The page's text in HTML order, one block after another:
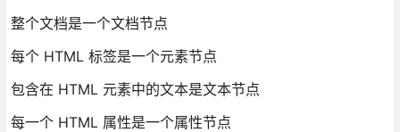
整个文档是一个文档节点
每个 HTML 标签是一个元素节点
包含在 HTML 元素中的文本是文本节点
每一个 HTML 属性是一个属性节点